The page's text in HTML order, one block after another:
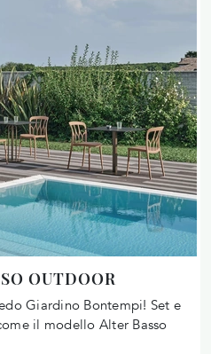
OUTDOOR
Giardino Bontempi! Set e
il modello Alter Basso